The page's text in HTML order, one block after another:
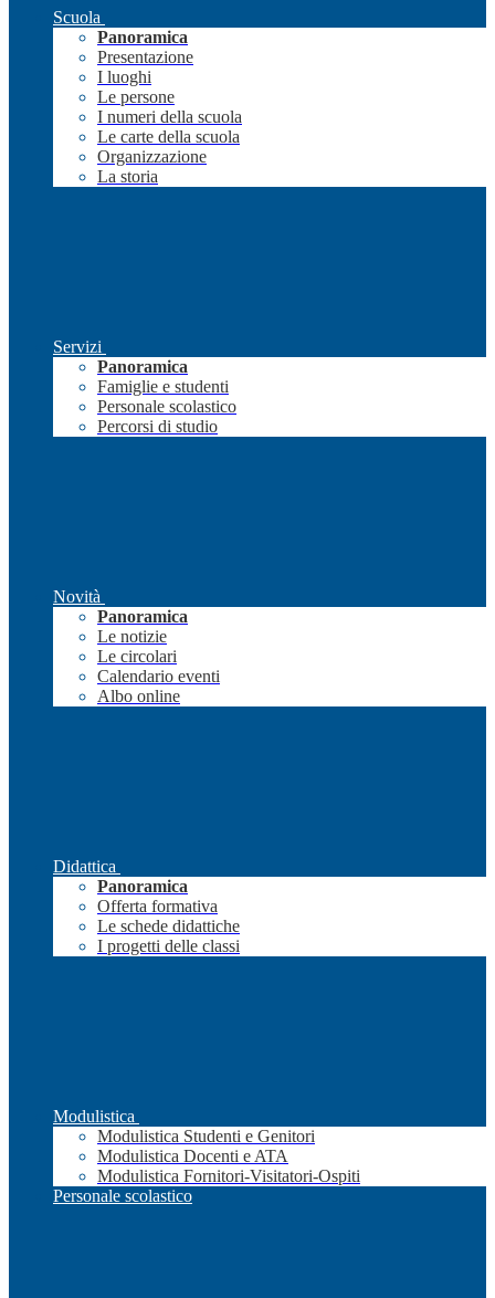
Scuola
Panoramica
Presentazione
I luoghi
Le persone
I numeri della scuola
Le carte della scuola
Organizzazione
La storia
Servizi
Panoramica
Famiglie e studenti
Personale scolastico
Percorsi di studio
Novità
Panoramica
Le notizie
Le circolari
Calendario eventi
Albo online
Didattica
Panoramica
Offerta formativa
Le schede didattiche
I progetti delle classi
Modulistica
Modulistica Studenti e Genitori
Modulistica Docenti e ATA
Modulistica Fornitori-Visitatori-Ospiti
Personale scolastico